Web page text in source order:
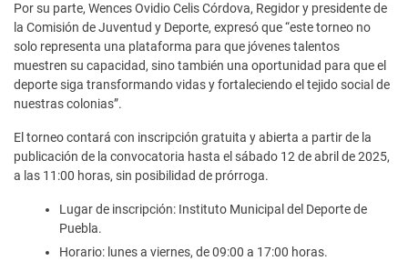
Por su parte, Wences Ovidio Celis Córdova, Regidor y presidente de
la Comisión de Juventud y Deporte, expresó que “este torneo no
solo representa una plataforma para que jóvenes talentos
muestren su capacidad, sino también una oportunidad para que el
deporte siga transformando vidas y fortaleciendo el tejido social de
nuestras colonias”.
El torneo contará con inscripción gratuita y abierta a partir de la
publicación de la convocatoria hasta el sábado 12 de abril de 2025,
a las 11:00 horas, sin posibilidad de prórroga.
Lugar de inscripción: Instituto Municipal del Deporte de
Puebla.
Horario: lunes a viernes, de 09:00 a 17:00 horas.